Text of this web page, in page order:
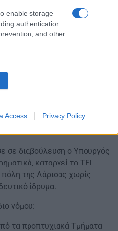
enable storage
authentication
and other
Access Privacy Policy
τοπικούς φορείς να πάρουν
ΤΕΙ Θεσσαλίας με το
ότι δεν αφορά
λόγους κρίνεται
ΤΕΙ Θεσσαλίας και είναι οι
σε διαβούλευση ο Υπουργός
καταργεί το ΤΕΙ
πόλη της Λάρισας χωρίς
ίδρυμα.
νόμου:
τα προπτυχιακά Τμήματα